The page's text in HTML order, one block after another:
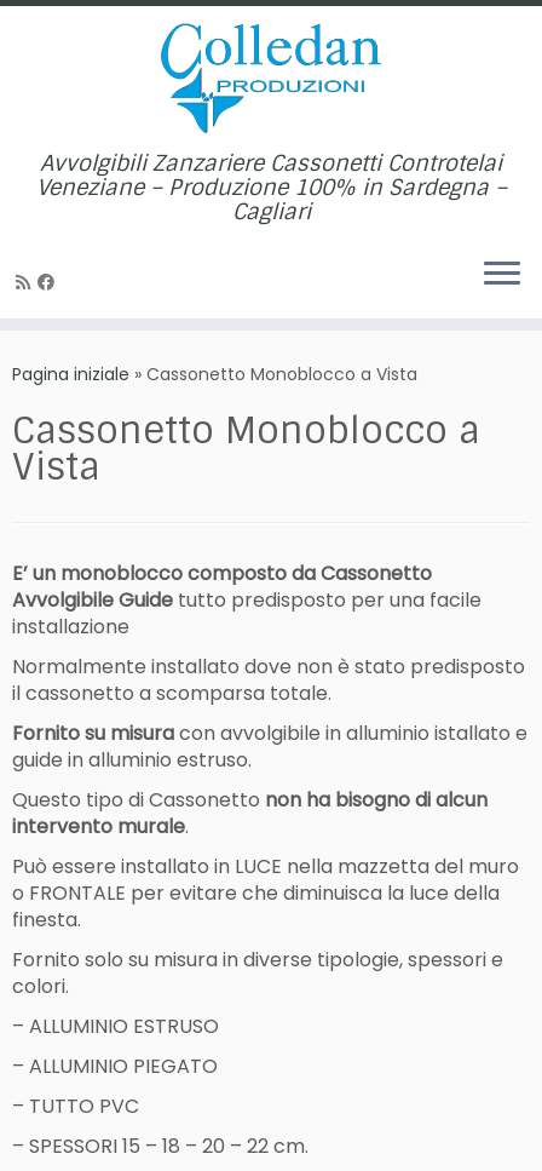
al
Avvolgibili Zanzariere Cassonetti Controtelai
Veneziane – Produzione 100% in Sardegna –
Cagliari
Pagina iniziale » Cassonetto Monoblocco a Vista
Cassonetto Monoblocco a
Vista
E’ un monoblocco composto da Cassonetto
Avvolgibile Guide tutto predisposto per una facile
installazione
Normalmente installato dove non è stato predisposto
il cassonetto a scomparsa totale.
Fornito su misuracon avvolgibile in alluminio istallato e
guide in alluminio estruso.
Questo tipo di Cassonetto non ha bisogno di alcun
intervento murale.
Può essere installato in LUCE nella mazzetta del muro
o FRONTALE per evitare che diminuisca la luce della
finesta.
Fornito solo su misura in diverse tipologie, spessori e
colori.
– ALLUMINIO ESTRUSO
– ALLUMINIO PIEGATO
– TUTTO PVC
– SPESSORI 15 – 18 – 20 – 22 cm.